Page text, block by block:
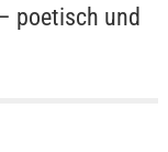
poetisch und